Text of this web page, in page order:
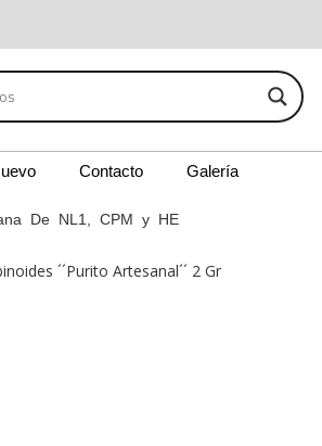
Contacto Galería
De NL1, CPM y HE